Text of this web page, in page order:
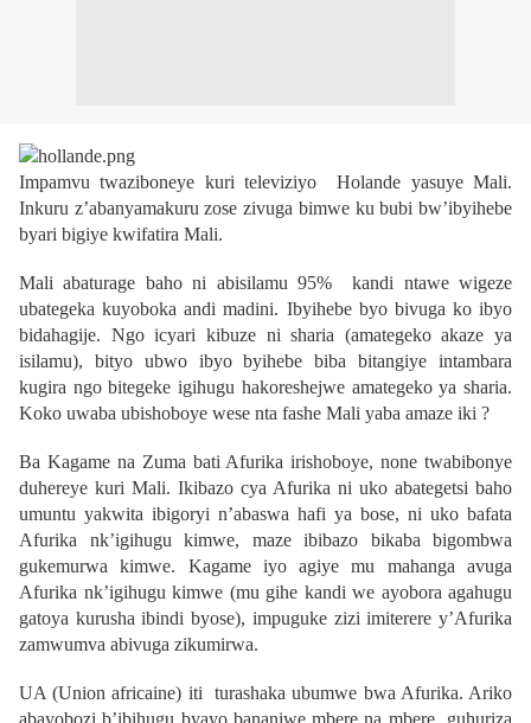
Impamvu twaziboneye kuri televiziyo Holande yasuye Mali.
Inkuru z’abanyamakuru zose zivuga bimwe ku bubi bw’ibyihebe
byari bigiye kwifatira Mali.
Mali abaturage baho ni abisilamu 95% kandi ntawe wigeze
ubategeka kuyoboka andi madini. Ibyihebe byo bivuga ko ibyo
bidahagije. Ngo icyari kibuze ni sharia (amategeko akaze ya
isilamu), bityo ubwo ibyo byihebe biba bitangiye intambara
kugira ngo bitegeke igihugu hakoreshejwe amategeko ya sharia.
Koko uwaba ubishoboye wese nta fashe Mali yaba amaze iki ?
Ba Kagame na Zuma bati Afurika irishoboye, none twabibonye
duhereye kuri Mali. Ikibazo cya Afurika ni uko abategetsi baho
umuntu yakwita ibigoryi n’abaswa hafi ya bose, ni uko bafata
Afurika nk’igihugu kimwe, maze ibibazo bikaba bigombwa
gukemurwa kimwe. Kagame iyo agiye mu mahanga avuga
Afurika nk’igihugu kimwe (mu gihe kandi we ayobora agahugu
gatoya kurusha ibindi byose), impuguke zizi imiterere y’Afurika
zamwumva abivuga zikumirwa.
UA (Union africaine) iti turashaka ubumwe bwa Afurika. Ariko